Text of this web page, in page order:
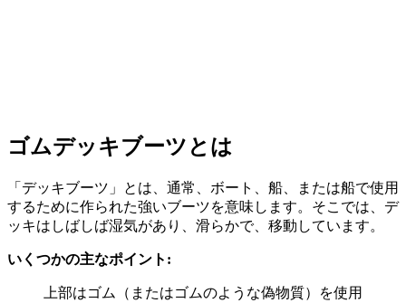
ゴムデッキブーツとは
「デッキブーツ」とは、通常、ボート、船、または船で使用
するために作られた強いブーツを意味します。そこでは、デ
ッキはしばしば湿気があり、滑らかで、移動しています。
いくつかの主なポイント:
上部はゴム（またはゴムのような偽物質）を使用